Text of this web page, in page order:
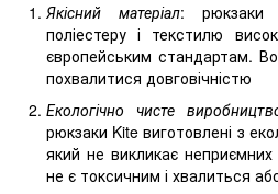
Якісний матеріал: рюкзаки
поліестеру і текстилю
європейським стандартам.
похвалитися довговічністю
Екологічно чисте
рюкзаки Kite виготовлені з
який не викликає неприємних
не є токсичним і хвалиться